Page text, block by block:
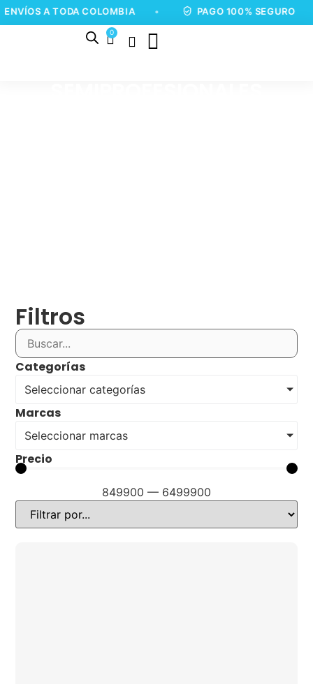
A TODA COLOMBIA • PAGO 100% SEGURO •
0
Filtros
Categorías
Seleccionar categorías
Marcas
Seleccionar marcas
Precio
849900 — 6499900